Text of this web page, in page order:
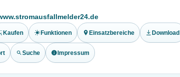
Kaufen Funktionen Einsatzbereiche Download
Suche Impressum